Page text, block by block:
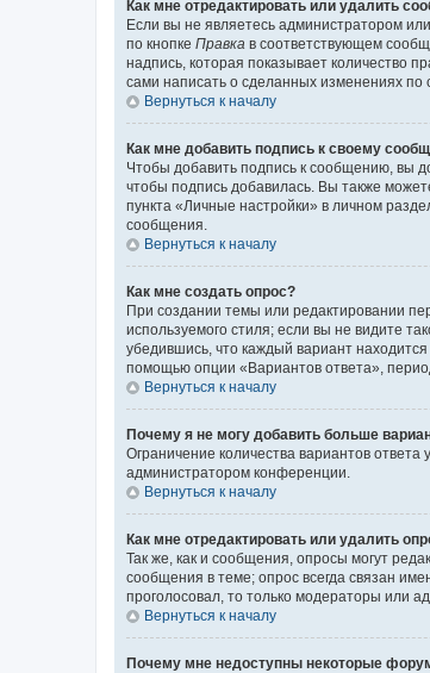
Как мне отредактировать или удалить
Если вы не являетесь администратором
по кнопке Правка в соответствующем
надпись, которая показывает количество
сами написать о сделанных изменениях по
Вернуться к началу
Как мне добавить подпись к своему
Чтобы добавить подпись к сообщению, вы
чтобы подпись добавилась. Вы также
пункта «Личные настройки» в личном
сообщения.
Вернуться к началу
Как мне создать опрос?
При создании темы или редактировании
используемого стиля; если вы не видите
убедившись, что каждый вариант
помощью опции «Вариантов ответа»,
Вернуться к началу
Почему я не могу добавить больше
Ограничение количества вариантов
администратором конференции.
Вернуться к началу
Как мне отредактировать или удалить
Так же, как и сообщения, опросы могут
сообщения в теме; опрос всегда связан
проголосовал, то только модераторы или
Вернуться к началу
Почему мне недоступны некоторые